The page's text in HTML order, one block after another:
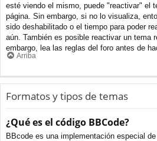
esté viendo el mismo, puede "reactivar" el
página. Sin embargo, si no lo visualiza,
sido deshabilitado o el tiempo para poder
aún. También es posible reactivar un tema
embargo, lea las reglas del foro antes de
Arriba
Formatos y tipos de temas
¿Qué es el código BBCode?
BBcode es una implementación especial